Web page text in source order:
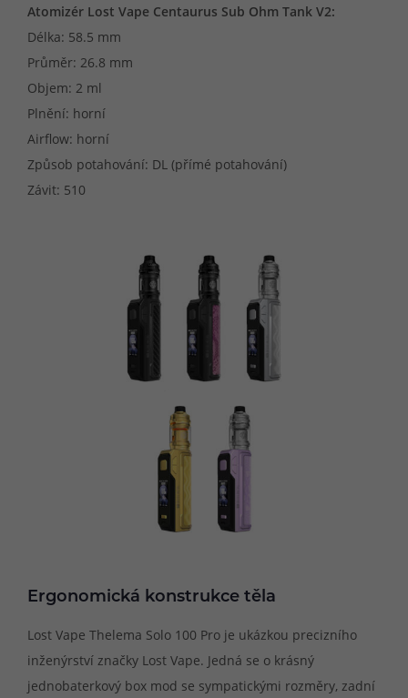
Atomizér Lost Vape Centaurus Sub Ohm Tank V2:
Délka: 58.5 mm
Průměr: 26.8 mm
Objem: 2 ml
Plnění: horní
Airflow: horní
Způsob potahování: DL (přímé potahování)
Závit: 510
Ergonomická konstrukce těla
Lost Vape Thelema Solo 100 Pro je ukázkou precizního
inženýrství značky Lost Vape. Jedná se o krásný
jednobaterkový box mod se sympatickými rozměry, zadní